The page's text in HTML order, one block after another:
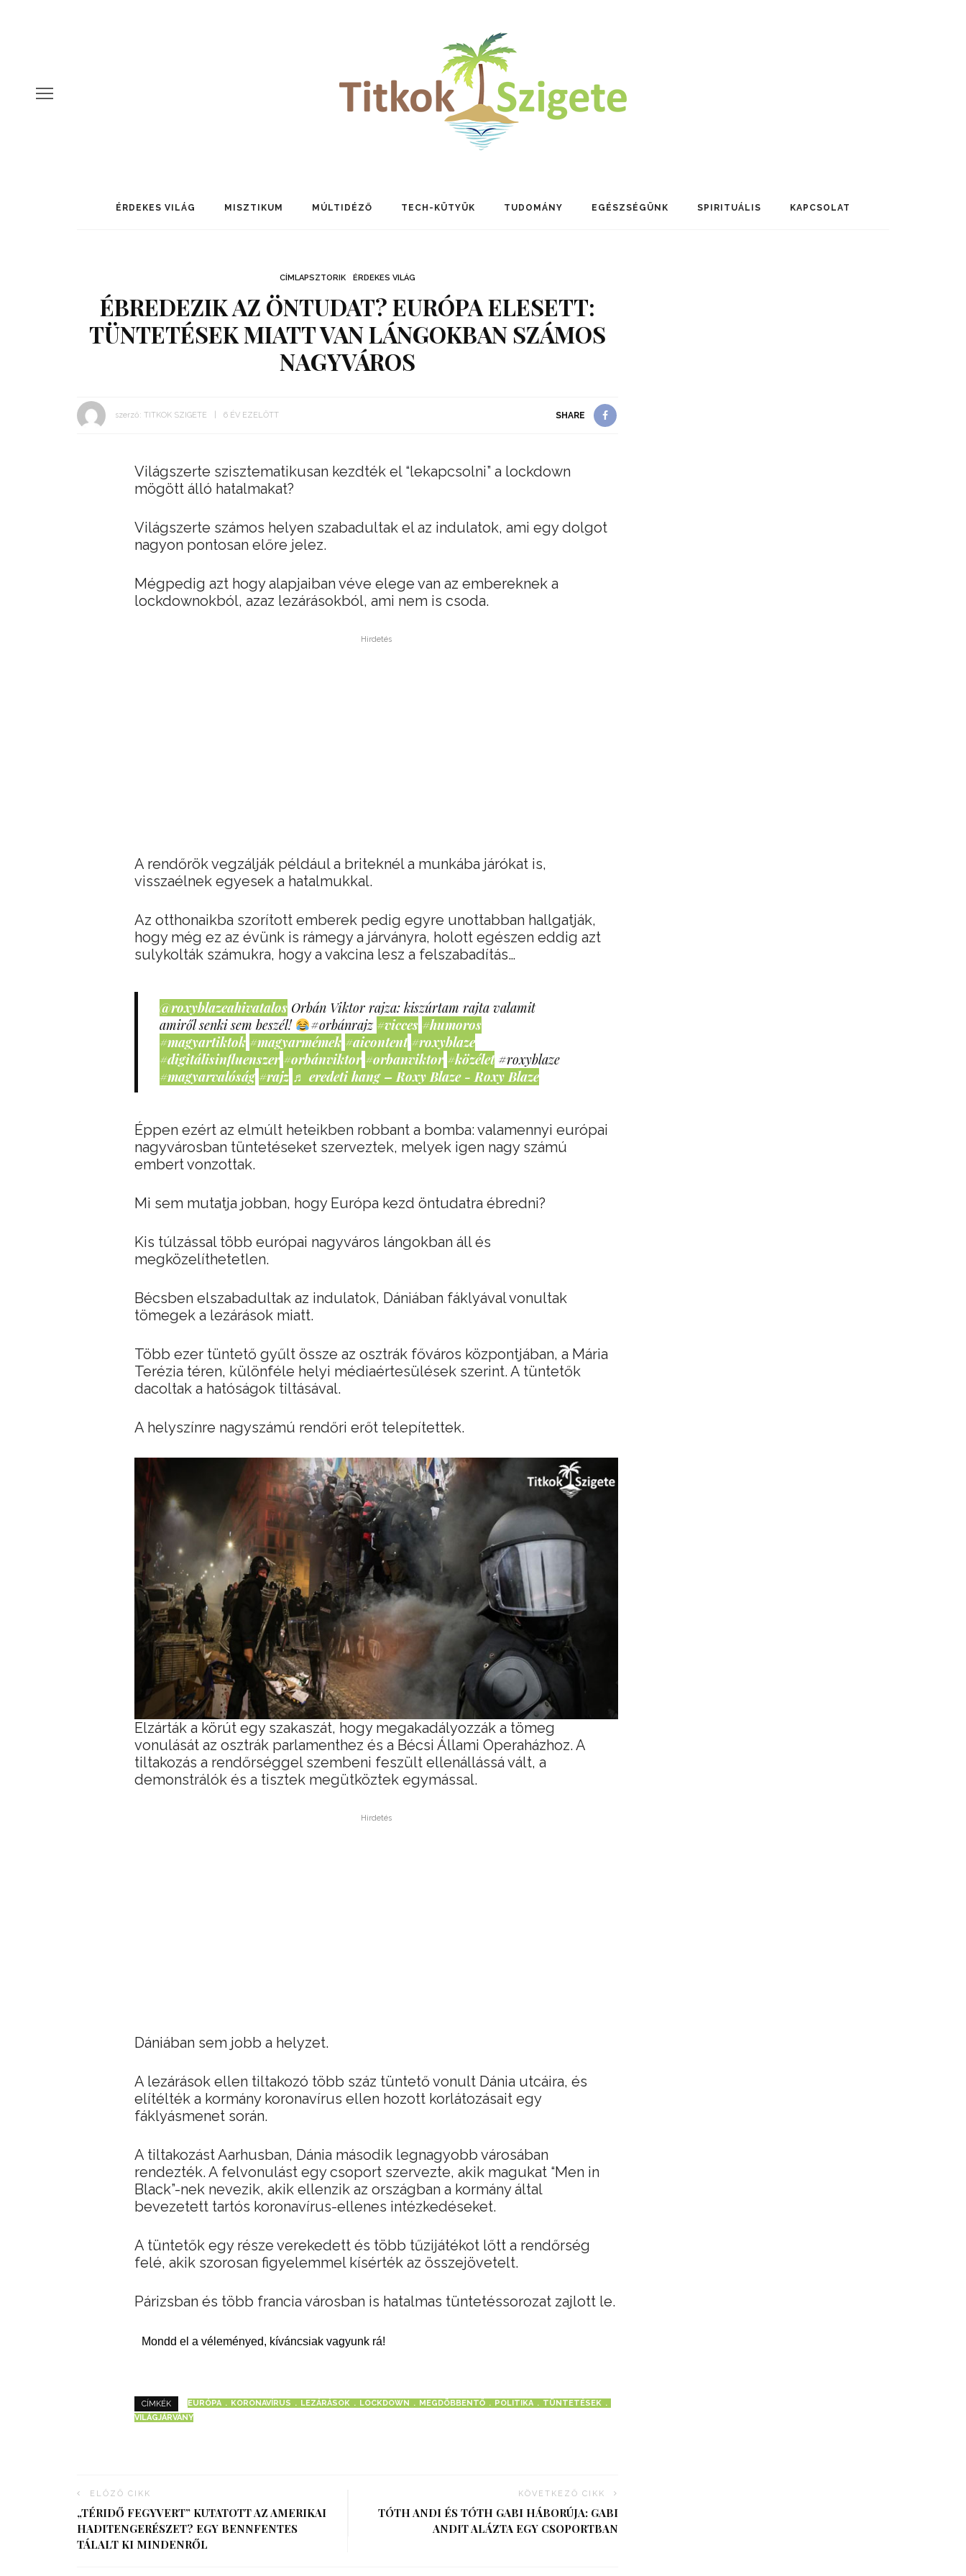
ÉRDEKES VILÁG MISZTIKUM MÚLTIDÉZŐ TECH-KÜTYÜK TUDOMÁNY EGÉSZSÉGÜNK SPIRITUÁLIS KAPCSOLAT
CÍMLAPSZTORIK ÉRDEKES VILÁG
ÉBREDEZIK AZ ÖNTUDAT? EURÓPA ELESETT:
TÜNTETÉSEK MIATT VAN LÁNGOKBAN SZÁMOS
NAGYVÁROS
szerző: TITKOK SZIGETE 6 ÉV EZELŐTT SHARE
Világszerte szisztematikusan kezdték el “lekapcsolni” a lockdown
mögött álló hatalmakat?
Világszerte számos helyen szabadultak el az indulatok, ami egy dolgot
nagyon pontosan előre jelez.
Mégpedig azt hogy alapjaiban véve elege van az embereknek a
lockdownokból, azaz lezárásokból, ami nem is csoda.
Hirdetés
A rendőrök vegzálják például a briteknél a munkába járókat is,
visszaélnek egyesek a hatalmukkal.
Az otthonaikba szorított emberek pedig egyre unottabban hallgatják,
hogy még ez az évünk is rámegy a járványra, holott egészen eddig azt
sulykolták számukra, hogy a vakcina lesz a felszabadítás…
@roxyblazeahivatalos Orbán Viktor rajza: kiszúrtam rajta valamit
amiről senki sem beszél!
#orbánrajz #vicces #humoros
#magyartiktok #magyarmémek #aicontent #roxyblaze
#digitálisinfluenszer #orbánviktor #orbanviktor #közélet #roxyblaze
#magyarvalóság #rajz ♬ eredeti hang – Roxy Blaze - Roxy Blaze
Éppen ezért az elmúlt heteikben robbant a bomba: valamennyi európai
nagyvárosban tüntetéseket szerveztek, melyek igen nagy számú
embert vonzottak.
Mi sem mutatja jobban, hogy Európa kezd öntudatra ébredni?
Kis túlzással több európai nagyváros lángokban áll és
megközelíthetetlen.
Bécsben elszabadultak az indulatok, Dániában fáklyával vonultak
tömegek a lezárások miatt.
Több ezer tüntető gyűlt össze az osztrák főváros központjában, a Mária
Terézia téren, különféle helyi médiaértesülések szerint. A tüntetők
dacoltak a hatóságok tiltásával.
A helyszínre nagyszámú rendőri erőt telepítettek.
Elzárták a körút egy szakaszát, hogy megakadályozzák a tömeg
vonulását az osztrák parlamenthez és a Bécsi Állami Operaházhoz. A
tiltakozás a rendőrséggel szembeni feszült ellenállássá vált, a
demonstrálók és a tisztek megütköztek egymással.
Hirdetés
Dániában sem jobb a helyzet.
A lezárások ellen tiltakozó több száz tüntető vonult Dánia utcáira, és
elítélték a kormány koronavírus ellen hozott korlátozásait egy
fáklyásmenet során.
A tiltakozást Aarhusban, Dánia második legnagyobb városában
rendezték. A felvonulást egy csoport szervezte, akik magukat “Men in
Black”-nek nevezik, akik ellenzik az országban a kormány által
bevezetett tartós koronavírus-ellenes intézkedéseket.
A tüntetők egy része verekedett és több tűzijátékot lőtt a rendőrség
felé, akik szorosan figyelemmel kísérték az összejövetelt.
Párizsban és több francia városban is hatalmas tüntetéssorozat zajlott le.
Mondd el a véleményed, kíváncsiak vagyunk rá!
CÍMKÉK EURÓPA KORONAVÍRUS LEZÁRÁSOK LOCKDOWN MEGDÖBBENTŐ POLITIKA
TÜNTETÉSEK
VILÁGJÁRVÁNY
ELŐZŐ CIKK
„TÉRIDŐ FEGYVERT” KUTATOTT AZ AMERIKAI
HADITENGERÉSZET? EGY BENNFENTES
TÁLALT KI MINDENRŐL
KÖVETKEZŐ CIKK
TÓTH ANDI ÉS TÓTH GABI HÁBORÚJA: GABI
ANDIT ALÁZTA EGY CSOPORTBAN